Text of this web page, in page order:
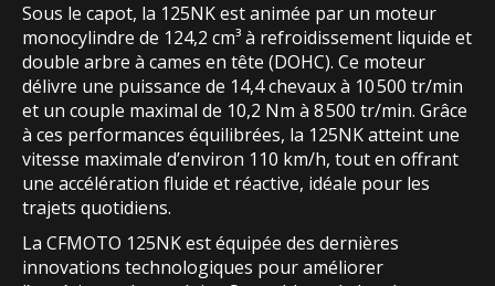
Sous le capot, la 125NK est animée par un moteur
monocylindre de 124,2 cm³ à refroidissement liquide et
double arbre à cames en tête (DOHC). Ce moteur
délivre une puissance de 14,4 chevaux à 10 500 tr/min
et un couple maximal de 10,2 Nm à 8 500 tr/min. Grâce
à ces performances équilibrées, la 125NK atteint une
vitesse maximale d’environ 110 km/h, tout en offrant
une accélération fluide et réactive, idéale pour les
trajets quotidiens.
La CFMOTO 125NK est équipée des dernières
innovations technologiques pour améliorer